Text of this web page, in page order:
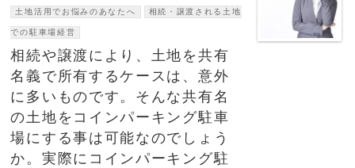
土地活用でお悩みのあなたへ 相続・譲渡される土地
での駐車場経営
相続や譲渡により、土地を共有
名義で所有するケースは、意外
に多いものです。そんな共有名
の土地をコインパーキング駐車
場にする事は可能なのでしょう
か。実際にコインパーキング駐